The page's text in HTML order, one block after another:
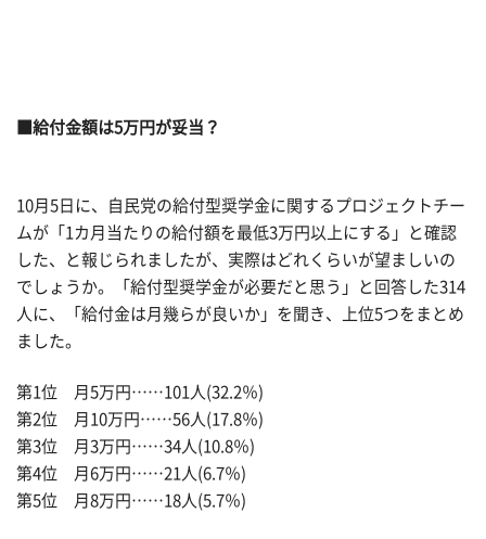
■給付金額は5万円が妥当？
10月5日に、自民党の給付型奨学金に関するプロジェクトチー
ムが「1カ月当たりの給付額を最低3万円以上にする」と確認
した、と報じられましたが、実際はどれくらいが望ましいの
でしょうか。「給付型奨学金が必要だと思う」と回答した314
人に、「給付金は月幾らが良いか」を聞き、上位5つをまとめ
ました。
第1位 月5万円……101人(32.2％)
第2位 月10万円……56人(17.8％)
第3位 月3万円……34人(10.8％)
第4位 月6万円……21人(6.7％)
第5位 月8万円……18人(5.7％)